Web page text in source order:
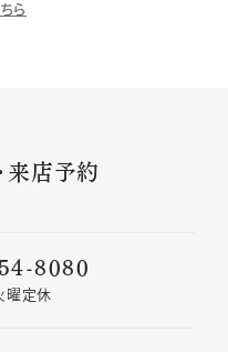
ら
来店予約
8080
曜定休